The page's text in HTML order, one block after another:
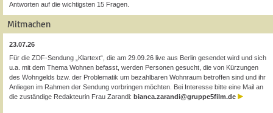
Antworten auf die wichtigsten 15 Fragen.
Mitmachen
23.07.26
Für die ZDF-Sendung „Klartext“, die am 29.09.26 live aus Berlin gesendet wird und sich
u.a. mit dem Thema Wohnen befasst, werden Personen gesucht, die von Kürzungen
des Wohngelds bzw. der Problematik um bezahlbaren Wohnraum betroffen sind und ihr
Anliegen im Rahmen der Sendung vorbringen möchten. Bei Interesse bitte eine Mail an
die zuständige Redakteurin Frau Zarandi: bianca.zarandi@gruppe5film.de